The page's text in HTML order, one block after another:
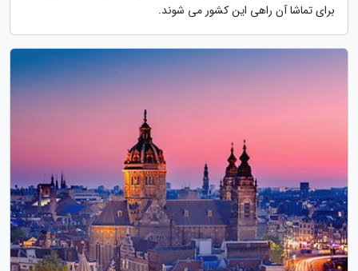
برای تماشا آن راهی این کشور می شوند.